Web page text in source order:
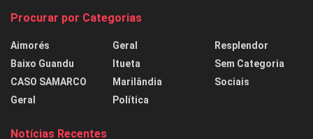
Procurar por Categorias
Aimorés
Baixo Guandu
CASO SAMARCO
Geral
Geral
Itueta
Marilândia
Política
Resplendor
Sem Categoria
Sociais
Notícias Recentes